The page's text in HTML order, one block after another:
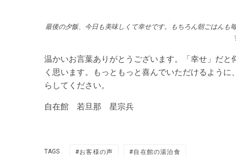
最後の夕飯、今日も美味しくて幸せです。もちろん朝ごはんも
温かいお言葉ありがとうございます。「幸せ」だ
く思います。もっともっと喜んでいただけるよう
らしてください。
自在館 若旦那 星宗兵
TAGS お客様の声 自在館の湯治食